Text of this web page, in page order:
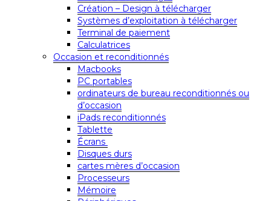
Création – Design à télécharger
Systèmes d’exploitation à télécharger
Terminal de paiement
Calculatrices
Occasion et reconditionnés
Macbooks
PC portables
ordinateurs de bureau reconditionnés ou
d’occasion
iPads reconditionnés
Tablette
Écrans
Disques durs
cartes mères d’occasion
Processeurs
Mémoire